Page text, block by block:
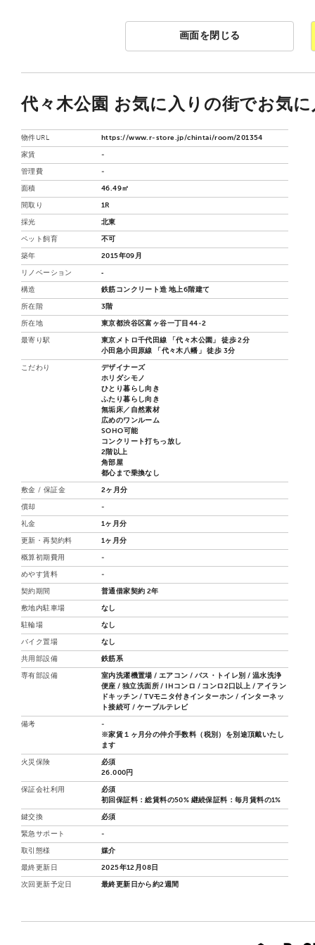
画面を閉じる
代々木公園 お気に入りの街でお気
物件URL https://www.r-store.jp/chintai/room/201354
家賃 -
管理費 -
面積 46.49㎡
間取り 1R
採光 北東
ペット飼育 不可
築年 2015年09月
リノベーション ‐
構造 鉄筋コンクリート造 地上6階建て
所在階 3階
所在地 東京都渋谷区富ヶ谷一丁目44-2
最寄り駅
東京メトロ千代田線 「代々木公園」 徒歩 2分
小田急小田原線 「代々木八幡」 徒歩 3分
こだわり
デザイナーズ
ホリダシモノ
ひとり暮らし向き
ふたり暮らし向き
無垢床／自然素材
広めのワンルーム
SOHO可能
コンクリート打ちっ放し
2階以上
角部屋
都心まで乗換なし
敷金 / 保証金 2ヶ月分
償却 -
礼金 1ヶ月分
更新・再契約料 1ヶ月分
概算初期費用 -
めやす賃料 -
契約期間 普通借家契約 2年
敷地内駐車場 なし
駐輪場 なし
バイク置場 なし
共用部設備 鉄筋系
専有部設備
室内洗濯機置場 / エアコン / バス・トイレ別 / 温水洗浄
便座 / 独立洗面所 / IHコンロ / コンロ2口以上 / アイラン
ドキッチン / TVモニタ付きインターホン / インターネッ
ト接続可 / ケーブルテレビ
備考
-
※家賃１ヶ月分の仲介手数料（税別）を別途頂戴いたし
ます
火災保険
必須
26.000円
保証会社利用
必須
初回保証料：総賃料の50% 継続保証料：毎月賃料の1%
鍵交換 必須
緊急サポート -
取引態様 媒介
最終更新日 2025年12月08日
次回更新予定日 最終更新日から約2週間